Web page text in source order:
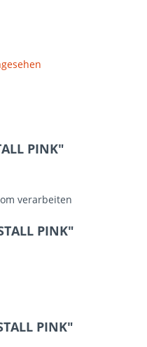
PINK"
verarbeiten
PINK"
PINK"